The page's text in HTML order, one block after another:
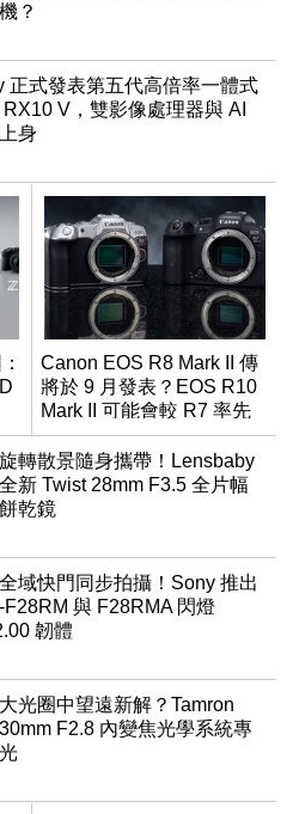
？
正式發表第五代高倍率一體式
V，雙影像處理器與 AI
身
Canon EOS R8 Mark II 傳
將於 9 月發表？EOS R10
Mark II 可能會較 R7 率先
推出
轉散景隨身攜帶！Lensbaby
新 Twist 28mm F3.5 全片幅
乾鏡
域快門同步拍攝！Sony 推出
F28RM 與 F28RMA 閃燈
韌體
光圈中望遠新解？Tamron
F2.8 內變焦光學系統專